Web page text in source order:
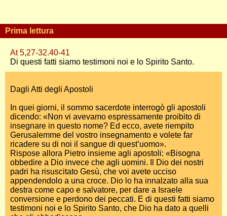
Prima lettura
At 5,27-32.40-41
Di questi fatti siamo testimoni noi e lo Spirito Santo.
Dagli Atti degli Apostoli
In quei giorni, il sommo sacerdote interrogò gli apostoli
dicendo: «Non vi avevamo espressamente proibito di
insegnare in questo nome? Ed ecco, avete riempito
Gerusalemme del vostro insegnamento e volete far
ricadere su di noi il sangue di quest’uomo».
Rispose allora Pietro insieme agli apostoli: «Bisogna
obbedire a Dio invece che agli uomini. Il Dio dei nostri
padri ha risuscitato Gesù, che voi avete ucciso
appendendolo a una croce. Dio lo ha innalzato alla sua
destra come capo e salvatore, per dare a Israele
conversione e perdono dei peccati. E di questi fatti siamo
testimoni noi e lo Spirito Santo, che Dio ha dato a quelli